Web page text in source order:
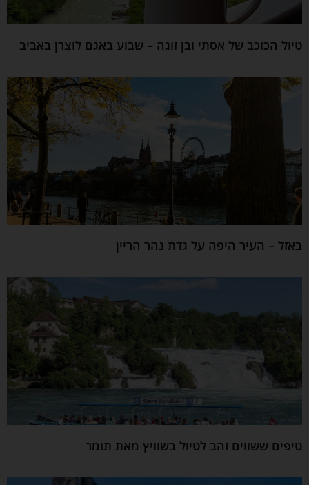
טיול הכוכב של אסתי ובן זוגה – שבוע באגם לוצרן באביב
באזל – העיר היפה על גדת נהר הריין
טיפים ששווים זהב לטיול בשוויץ מאת תומר